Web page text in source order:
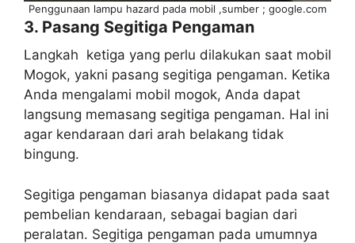
Penggunaan lampu hazard pada mobil ,sumber ; google.com
3. Pasang Segitiga Pengaman
Langkah ketiga yang perlu dilakukan saat mobil
Mogok, yakni pasang segitiga pengaman. Ketika
Anda mengalami mobil mogok, Anda dapat
langsung memasang segitiga pengaman. Hal ini
agar kendaraan dari arah belakang tidak
bingung.
Segitiga pengaman biasanya didapat pada saat
pembelian kendaraan, sebagai bagian dari
peralatan. Segitiga pengaman pada umumnya